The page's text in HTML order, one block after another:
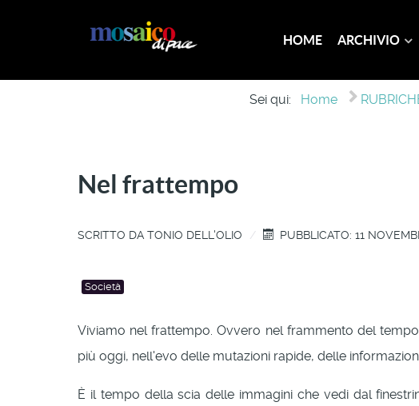
HOME ARCHIVIO
Sei qui: Home
Nel frattempo
SCRITTO DA TONIO DELL'OLIO PUBBLICATO: 11
Società
Viviamo nel frattempo. Ovvero nel frammento del
più oggi, nell'evo delle mutazioni rapide, delle
È il tempo della scia delle immagini che vedi dal